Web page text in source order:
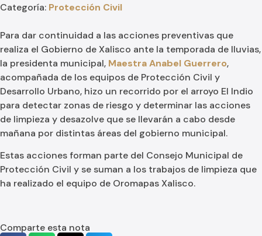
Categoría: Protección Civil
Para dar continuidad a las acciones preventivas que
realiza el Gobierno de Xalisco ante la temporada de lluvias,
la presidenta municipal, Maestra Anabel Guerrero,
acompañada de los equipos de Protección Civil y
Desarrollo Urbano, hizo un recorrido por el arroyo El Indio
para detectar zonas de riesgo y determinar las acciones
de limpieza y desazolve que se llevarán a cabo desde
mañana por distintas áreas del gobierno municipal.
Estas acciones forman parte del Consejo Municipal de
Protección Civil y se suman a los trabajos de limpieza que
ha realizado el equipo de Oromapas Xalisco.
Comparte esta nota